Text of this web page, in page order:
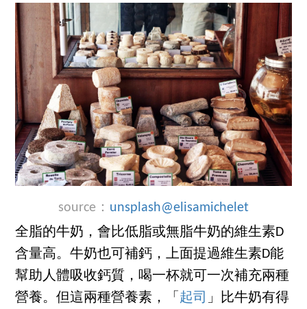
source： unsplash@elisamichelet
全脂的牛奶，會比低脂或無脂牛奶的維生素D
含量高。牛奶也可補鈣，上面提過維生素D能
幫助人體吸收鈣質，喝一杯就可一次補充兩種
營養。但這兩種營養素，「 起司 」比牛奶有得